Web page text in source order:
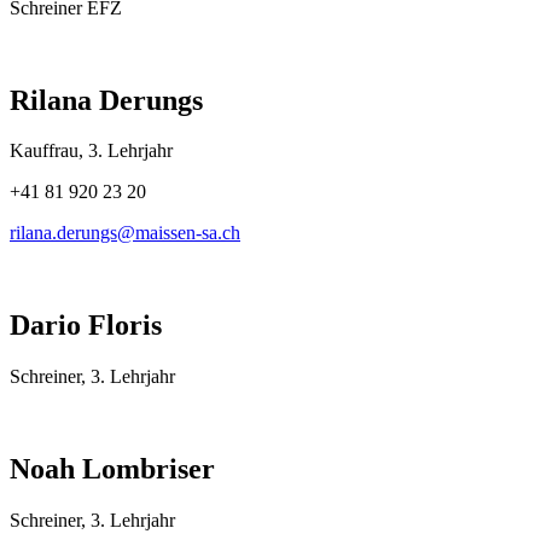
Schreiner EFZ
Rilana Derungs
Kauffrau, 3. Lehrjahr
+41 81 920 23 20
rilana.derungs@maissen-sa.ch
Dario Floris
Schreiner, 3. Lehrjahr
Noah Lombriser
Schreiner, 3. Lehrjahr